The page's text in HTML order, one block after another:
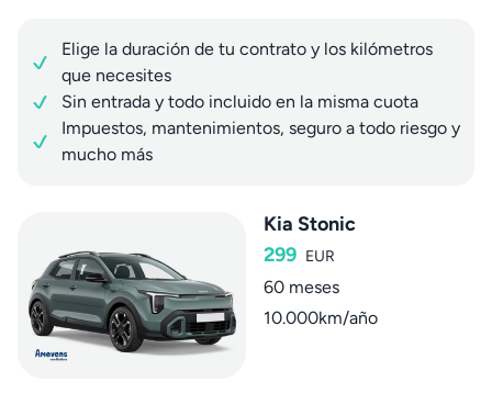
Elige la duración de tu contrato y los kilómetros
que necesites
Sin entrada y todo incluido en la misma cuota
Impuestos, mantenimientos, seguro a todo riesgo y
mucho más
Kia Stonic
299 EUR
60 meses
10.000km/año